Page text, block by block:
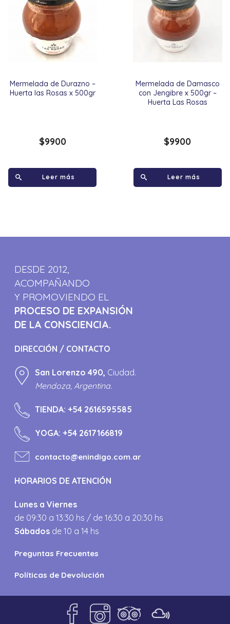
Mermelada de Durazno –
Huerta las Rosas x 500gr
$9900
Leer más
Mermelada de Damasco
con Jengibre x 500gr –
Huerta Las Rosas
$9900
Leer más
DESDE 2012,
ACOMPAÑANDO
Y PROMOVIENDO EL
PROCESO DE EXPANSIÓN
DE LA CONSCIENCIA.
DIRECCIÓN / CONTACTO
San Lorenzo 490, Ciudad.
Mendoza, Argentina.
TIENDA:+54 2616595585
YOGA:+54 2617166819
contacto@enindigo.com.ar
HORARIOS DE ATENCIÓN
Lunes a Viernes
de 09:30 a 13:30 hs / de 16:30 a 20:30 hs
Sábados de 10 a 14 hs
Preguntas Frecuentes
Políticas de Devolución